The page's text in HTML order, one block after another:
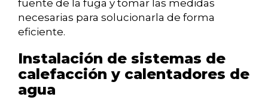
fuente de la fuga y tomar las medidas
necesarias para solucionarla de forma
eficiente.
Instalación de sistemas de
calefacción y calentadores de
agua